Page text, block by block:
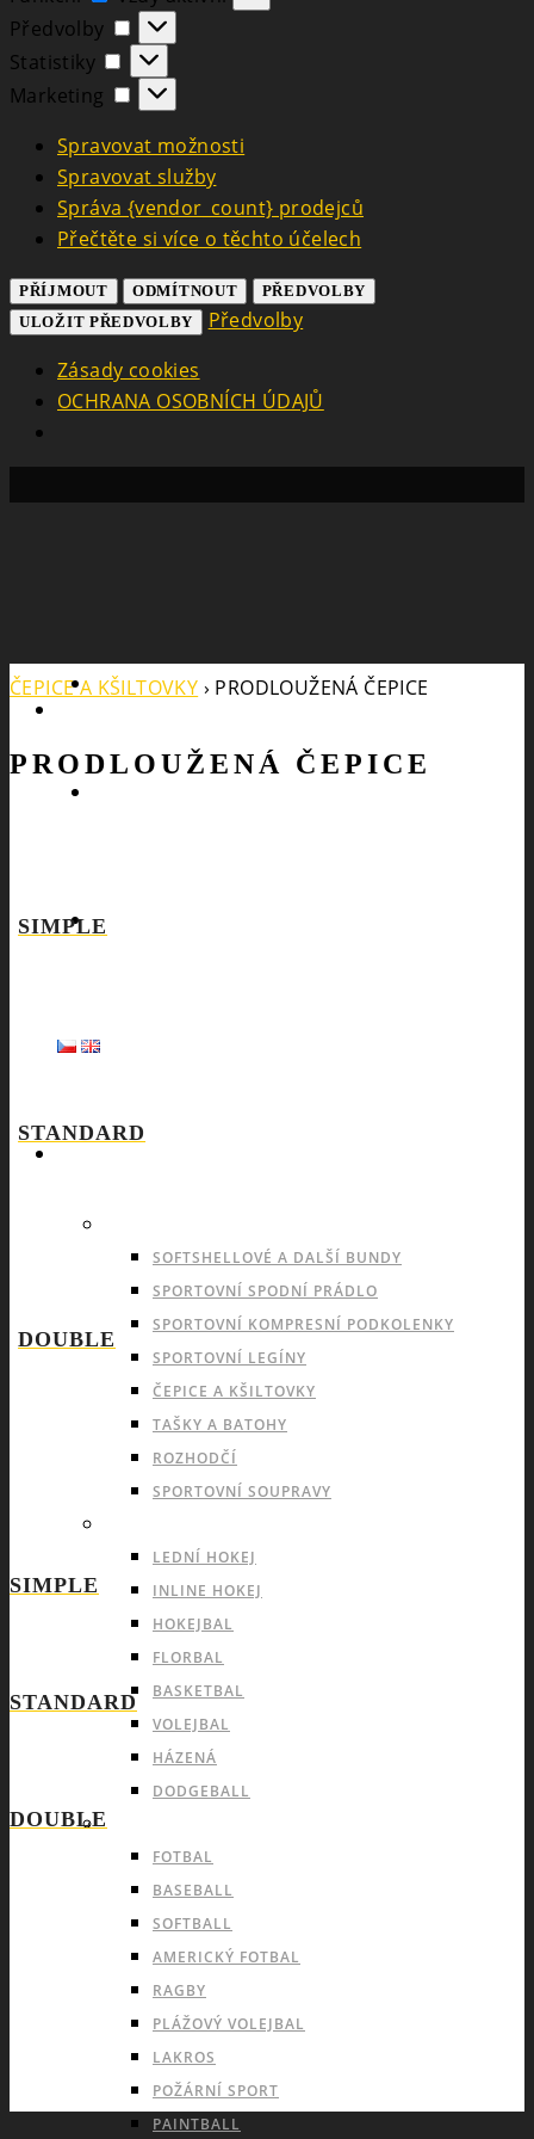
Předvolby
Předvolby
Statistiky
Statistiky
Marketing
Marketing
Spravovat možnosti
Spravovat služby
Správa {vendor_count} prodejců
Přečtěte si více o těchto účelech
PŘÍJMOUT ODMÍTNOUT
PŘEDVOLBY
ULOŽIT PŘEDVOLBY
Předvolby
Zásady cookies
OCHRANA OSOBNÍCH ÚDAJŮ
Search
SOFTSHELLOVÉ A DALŠÍ BUNDY
SPORTOVNÍ SPODNÍ PRÁDLO
SPORTOVNÍ KOMPRESNÍ PODKOLENKY
SPORTOVNÍ LEGÍNY
ČEPICE A KŠILTOVKY
TAŠKY A BATOHY
ROZHODČÍ
SPORTOVNÍ SOUPRAVY
LEDNÍ HOKEJ
INLINE HOKEJ
HOKEJBAL
FLORBAL
BASKETBAL
VOLEJBAL
HÁZENÁ
DODGEBALL
OUTDOOROVÉ TÝMOVÉ SPORTY
FOTBAL
BASEBALL
SOFTBALL
AMERICKÝ FOTBAL
RAGBY
PLÁŽOVÝ VOLEJBAL
LAKROS
POŽÁRNÍ SPORT
PAINTBALL
PRODLOUŽENÁ ČEPICE
ČEPICE A KŠILTOVKY › PRODLOUŽENÁ ČEPICE
SIMPLE
STANDARD
DOUBLE
SIMPLE
STANDARD
DOUBLE